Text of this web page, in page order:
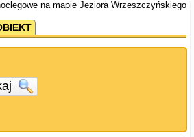
na mapie Jeziora Wrzeszczyńskiego